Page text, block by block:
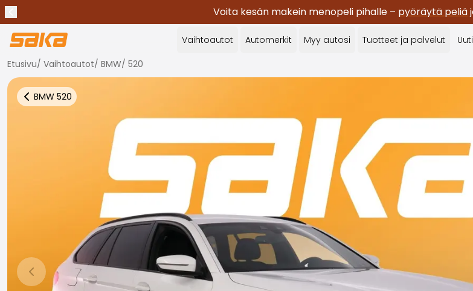
Voita kesän makein menopeli pihalle – pyöräytä peliä
Lopeta ilmoitukset
✕
Vaihtoautot Automerkit Myy autosi Tuotteet ja palvelut
Etusivu/ Vaihtoautot/ BMW/ 520
BMW 520
Takaisin autoihin
Edellinen dia